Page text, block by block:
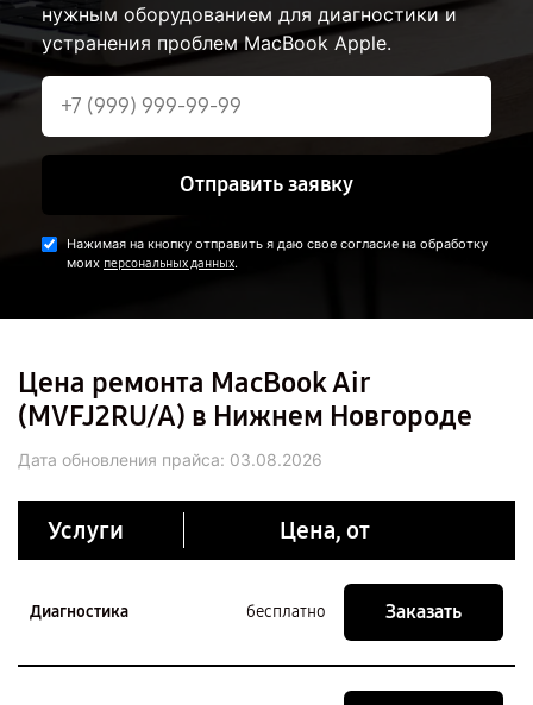
нужным оборудованием для диагностики и
устранения проблем MacBook Apple.
Отправить заявку
Нажимая на кнопку отправить я даю свое согласие на обработку
моих персональных данных.
Цена ремонта MacBook Air
(MVFJ2RU/A) в Нижнем Новгороде
Дата обновления прайса: 03.08.2026
Услуги Цена, от
Диагностика бесплатно Заказать